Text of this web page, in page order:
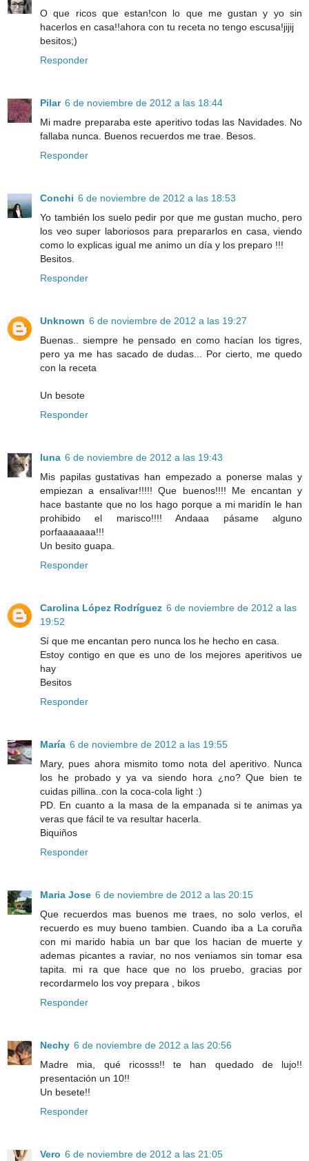
O que ricos que estan!con lo que me gustan y yo sin
hacerlos en casa!!ahora con tu receta no tengo escusa!jijij
besitos;)
Responder
Pilar 6 de noviembre de 2012 a las 18:44
Mi madre preparaba este aperitivo todas las Navidades. No
fallaba nunca. Buenos recuerdos me trae. Besos.
Responder
Conchi 6 de noviembre de 2012 a las 18:53
Yo también los suelo pedir por que me gustan mucho, pero
los veo super laboriosos para prepararlos en casa, viendo
como lo explicas igual me animo un día y los preparo !!!
Besitos.
Responder
Unknown 6 de noviembre de 2012 a las 19:27
Buenas.. siempre he pensado en como hacían los tigres,
pero ya me has sacado de dudas... Por cierto, me quedo
con la receta
Un besote
Responder
luna 6 de noviembre de 2012 a las 19:43
Mis papilas gustativas han empezado a ponerse malas y
empiezan a ensalivar!!!!! Que buenos!!!! Me encantan y
hace bastante que no los hago porque a mi maridín le han
prohibido el marisco!!!! Andaaa pásame alguno
porfaaaaaaa!!!
Un besito guapa.
Responder
Carolina López Rodríguez 6 de noviembre de 2012 a las
19:52
Sí que me encantan pero nunca los he hecho en casa.
Estoy contigo en que es uno de los mejores aperitivos ue
hay
Besitos
Responder
María 6 de noviembre de 2012 a las 19:55
Mary, pues ahora mismito tomo nota del aperitivo. Nunca
los he probado y ya va siendo hora ¿no? Que bien te
cuidas pillina..con la coca-cola light :)
PD. En cuanto a la masa de la empanada si te animas ya
veras que fácil te va resultar hacerla.
Biquiños
Responder
Maria Jose 6 de noviembre de 2012 a las 20:15
Que recuerdos mas buenos me traes, no solo verlos, el
recuerdo es muy bueno tambien. Cuando iba a La coruña
con mi marido habia un bar que los hacian de muerte y
ademas picantes a raviar, no nos veniamos sin tomar esa
tapita. mi ra que hace que no los pruebo, gracias por
recordarmelo los voy prepara , bikos
Responder
Nechy 6 de noviembre de 2012 a las 20:56
Madre mia, qué ricosss!! te han quedado de lujo!!
presentación un 10!!
Un besete!!
Responder
Vero 6 de noviembre de 2012 a las 21:05